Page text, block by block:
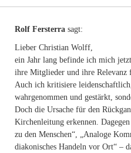
Rolf Fersterra sagt:
Lieber Christian Wolff,
ein Jahr lang befinde ich mich
ihre Mitglieder und ihre Relevanz
Auch ich kritisiere
wahrgenommen und gestärkt,
Doch die Ursache für den
Kirchenleitung erkennen.
zu den Menschen“, „Analoge
diakonisches Handeln vor Ort“ –